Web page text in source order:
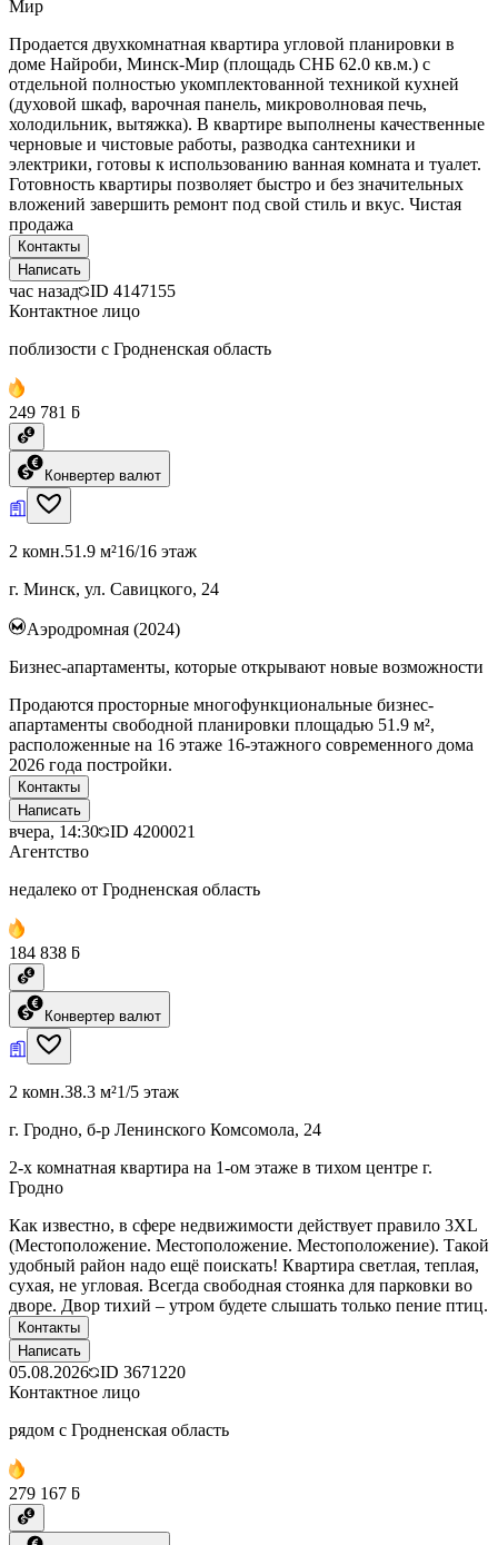
Мир
Продается двухкомнатная квартира угловой планировки в
доме Найроби, Минск-Мир (площадь СНБ 62.0 кв.м.) с
отдельной полностью укомплектованной техникой кухней
(духовой шкаф, варочная панель, микроволновая печь,
холодильник, вытяжка). В квартире выполнены качественные
черновые и чистовые работы, разводка сантехники и
электрики, готовы к использованию ванная комната и туалет.
Готовность квартиры позволяет быстро и без значительных
вложений завершить ремонт под свой стиль и вкус. Чистая
продажа
Контакты
Написать
час назад ID 4147155
Контактное лицо
поблизости с Гродненская область
249 781 ƃ
Конвертер валют
2 комн.51.9 м²16/16 этаж
г. Минск, ул. Савицкого, 24
Аэродромная (2024)
Бизнес-апартаменты, которые открывают новые возможности
Продаются просторные многофункциональные бизнес-
апартаменты свободной планировки площадью 51.9 м²,
расположенные на 16 этаже 16-этажного современного дома
2026 года постройки.
Контакты
Написать
вчера, 14:30 ID 4200021
Агентство
недалеко от Гродненская область
184 838 ƃ
Конвертер валют
2 комн.38.3 м²1/5 этаж
г. Гродно, б-р Ленинского Комсомола, 24
2-х комнатная квартира на 1-ом этаже в тихом центре г.
Гродно
Как известно, в сфере недвижимости действует правило 3XL
(Местоположение. Местоположение. Местоположение). Такой
удобный район надо ещё поискать! Квартира светлая, теплая,
сухая, не угловая. Всегда свободная стоянка для парковки во
дворе. Двор тихий – утром будете слышать только пение птиц.
Контакты
Написать
05.08.2026 ID 3671220
Контактное лицо
рядом с Гродненская область
279 167 ƃ